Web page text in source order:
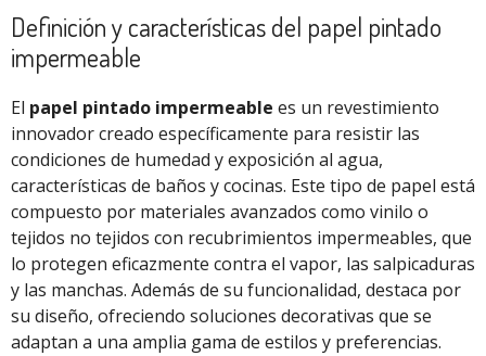
Definición y características del papel pintado
impermeable
El papel pintado impermeable es un revestimiento
innovador creado específicamente para resistir las
condiciones de humedad y exposición al agua,
características de baños y cocinas. Este tipo de papel está
compuesto por materiales avanzados como vinilo o
tejidos no tejidos con recubrimientos impermeables, que
lo protegen eficazmente contra el vapor, las salpicaduras
y las manchas. Además de su funcionalidad, destaca por
su diseño, ofreciendo soluciones decorativas que se
adaptan a una amplia gama de estilos y preferencias.